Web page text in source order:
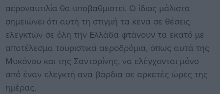
αεροναυτιλία θα υποβαθμιστεί. Ο ίδιος μάλιστα
σημειώνει ότι αυτή τη στιγμή τα κενά σε θέσεις
ελεγκτών σε όλη την Ελλάδα φτάνουν τα εκατό με
αποτέλεσμα τουριστικά αεροδρόμια, όπως αυτά της
Μυκόνου και της Σαντορίνης, να ελέγχονται μόνο
από έναν ελεγκτή ανά βάρδια σε αρκετές ώρες της
ημέρας.